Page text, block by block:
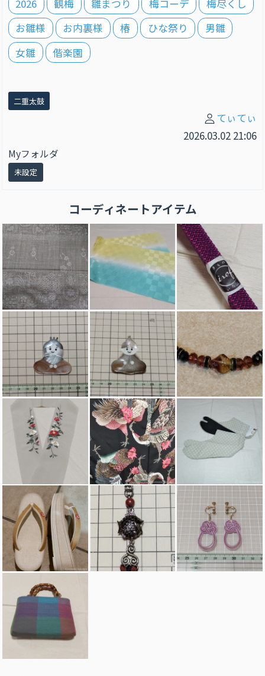
2026 観梅 雛まつり 梅コーデ
梅尽くし
お雛様
お内裏様 椿 ひな祭り
男雛
女雛
偕楽園
二重太鼓
てぃてぃ
2026.03.02 21:06
Myフォルダ
未設定
コーディネートアイテム